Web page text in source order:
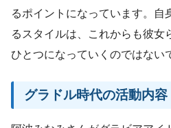
るポイントになっています。自
るスタイルは、これからも彼女
ひとつになっていくのではない
グラドル時代の活動内容